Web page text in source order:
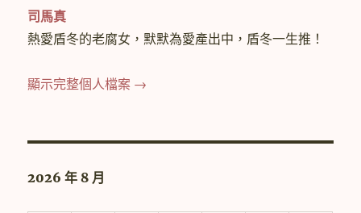
司馬真
熱愛盾冬的老腐女，默默為愛產出中，盾冬一生推！
顯示完整個人檔案 →
2026 年 8 月